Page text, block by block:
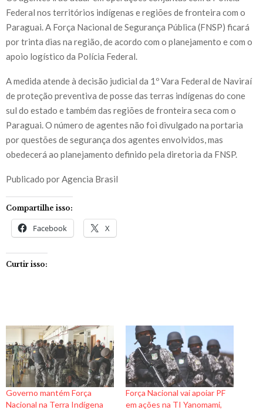
Federal nos territórios indígenas e regiões de fronteira com o
Paraguai. A Força Nacional de Segurança Pública (FNSP) ficará
por trinta dias na região, de acordo com o planejamento e com o
apoio logístico da Polícia Federal.
A medida atende à decisão judicial da 1º Vara Federal de Naviraí
de proteção preventiva de posse das terras indígenas do cone
sul do estado e também das regiões de fronteira seca com o
Paraguai. O número de agentes não foi divulgado na portaria
por questões de segurança dos agentes envolvidos, mas
obedecerá ao planejamento definido pela diretoria da FNSP.
Publicado por Agencia Brasil
Compartilhe isso:
Facebook X
Curtir isso:
Governo mantém Força
Nacional na Terra Indígena
Força Nacional vai apoiar PF
em ações na TI Yanomami,